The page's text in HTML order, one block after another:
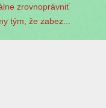
zrovnoprávniť
tým, že zabez...